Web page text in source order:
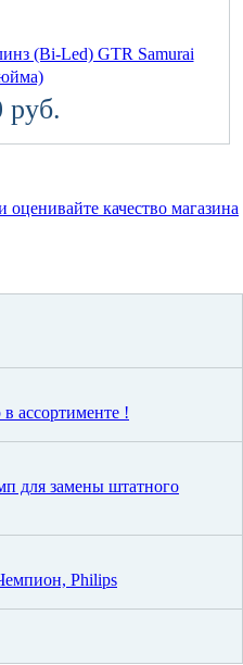
(Bi-Led) GTR Samurai
руб.
ассортименте !
для замены штатного
Philips